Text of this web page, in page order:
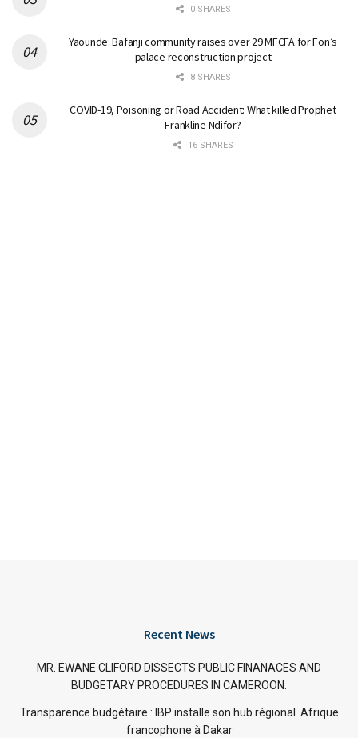
0 SHARES
Yaounde: Bafanji community raises over 29 MFCFA for Fon’s
palace reconstruction project
8 SHARES
COVID-19, Poisoning or Road Accident: What killed Prophet
Frankline Ndifor?
16 SHARES
Recent News
MR. EWANE CLIFORD DISSECTS PUBLIC FINANACES AND
BUDGETARY PROCEDURES IN CAMEROON.
Transparence budgétaire : IBP installe son hub régional Afrique
francophone à Dakar